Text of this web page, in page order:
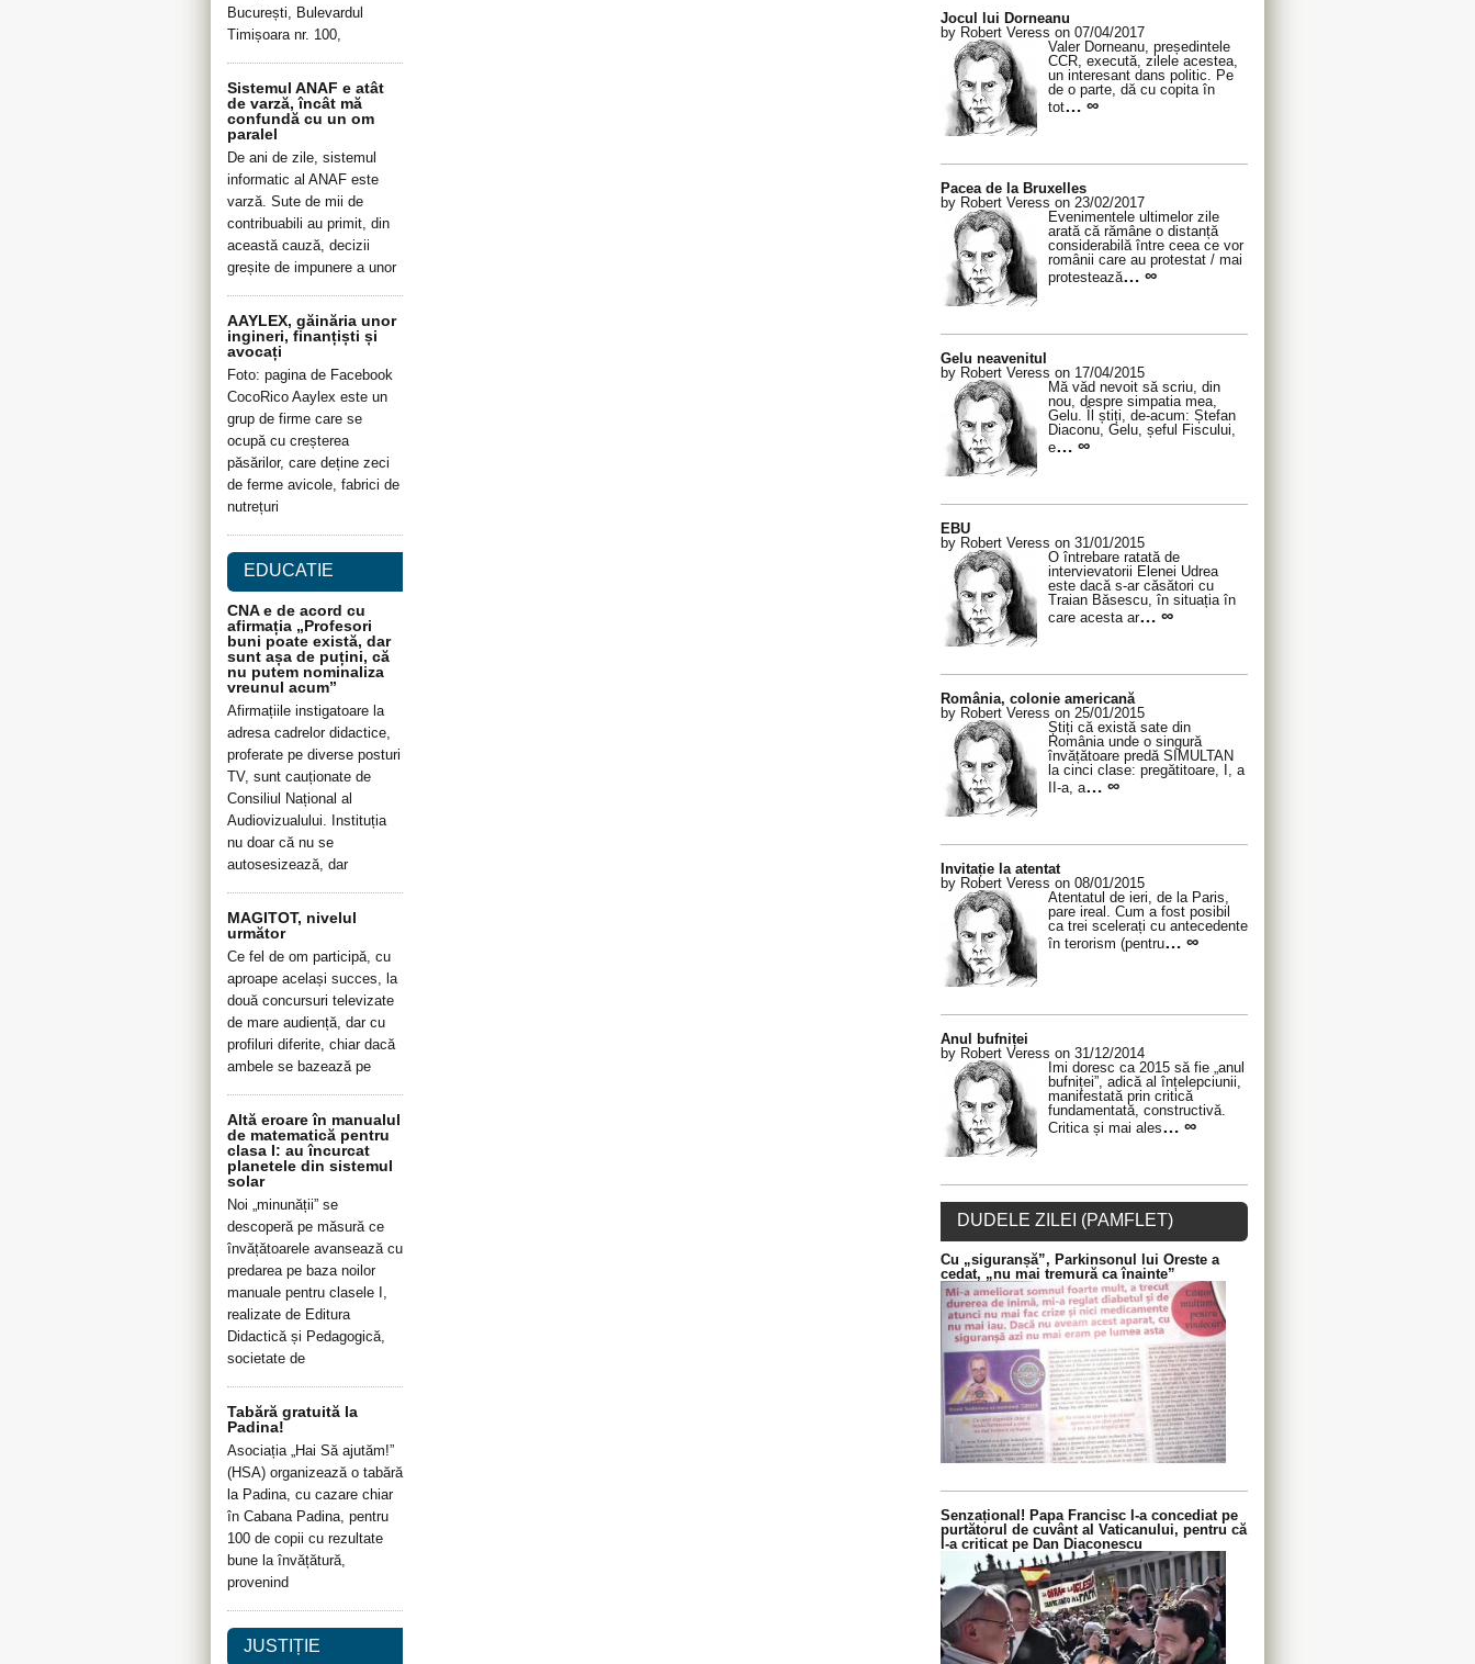
București, Bulevardul
Timișoara nr. 100,
Sistemul ANAF e atât
de varză, încât mă
confundă cu un om
paralel
De ani de zile, sistemul
informatic al ANAF este
varză. Sute de mii de
contribuabili au primit, din
această cauză, decizii
greșite de impunere a unor
AAYLEX, găinăria unor
ingineri, finanțiști și
avocați
Foto: pagina de Facebook
CocoRico Aaylex este un
grup de firme care se
ocupă cu creșterea
păsărilor, care deține zeci
de ferme avicole, fabrici de
nutrețuri
EDUCATIE
CNA e de acord cu
afirmația „Profesori
buni poate există, dar
sunt așa de puțini, că
nu putem nominaliza
vreunul acum”
Afirmațiile instigatoare la
adresa cadrelor didactice,
proferate pe diverse posturi
TV, sunt cauționate de
Consiliul Național al
Audiovizualului. Instituția
nu doar că nu se
autosesizează, dar
MAGITOT, nivelul
următor
Ce fel de om participă, cu
aproape același succes, la
două concursuri televizate
de mare audiență, dar cu
profiluri diferite, chiar dacă
ambele se bazează pe
Altă eroare în manualul
de matematică pentru
clasa I: au încurcat
planetele din sistemul
solar
Noi „minunății” se
descoperă pe măsură ce
învățătoarele avansează cu
predarea pe baza noilor
manuale pentru clasele I,
realizate de Editura
Didactică și Pedagogică,
societate de
Tabără gratuită la
Padina!
Asociația „Hai Să ajutăm!”
(HSA) organizează o tabără
la Padina, cu cazare chiar
în Cabana Padina, pentru
100 de copii cu rezultate
bune la învățătură,
provenind
JUSTIȚIE
Jocul lui Dorneanu
by Robert Veress on 07/04/2017
Valer Dorneanu, președintele
CCR, execută, zilele acestea,
un interesant dans politic. Pe
de o parte, dă cu copita în
tot… ∞
Pacea de la Bruxelles
by Robert Veress on 23/02/2017
Evenimentele ultimelor zile
arată că rămâne o distanță
considerabilă între ceea ce vor
românii care au protestat / mai
protestează… ∞
Gelu neavenitul
by Robert Veress on 17/04/2015
Mă văd nevoit să scriu, din
nou, despre simpatia mea,
Gelu. Îl știți, de-acum: Ștefan
Diaconu, Gelu, șeful Fiscului,
e… ∞
EBU
by Robert Veress on 31/01/2015
O întrebare ratată de
intervievatorii Elenei Udrea
este dacă s-ar căsători cu
Traian Băsescu, în situația în
care acesta ar… ∞
România, colonie americană
by Robert Veress on 25/01/2015
Știți că există sate din
România unde o singură
învățătoare predă SIMULTAN
la cinci clase: pregătitoare, I, a
II-a, a… ∞
Invitație la atentat
by Robert Veress on 08/01/2015
Atentatul de ieri, de la Paris,
pare ireal. Cum a fost posibil
ca trei scelerați cu antecedente
în terorism (pentru… ∞
Anul bufniței
by Robert Veress on 31/12/2014
Îmi doresc ca 2015 să fie „anul
bufniței”, adică al înțelepciunii,
manifestată prin critică
fundamentată, constructivă.
Critica și mai ales… ∞
DUDELE ZILEI (PAMFLET)
Cu „siguranșă”, Parkinsonul lui Oreste a
cedat, „nu mai tremură ca înainte”
Senzațional! Papa Francisc l-a concediat pe
purtătorul de cuvânt al Vaticanului, pentru că
l-a criticat pe Dan Diaconescu